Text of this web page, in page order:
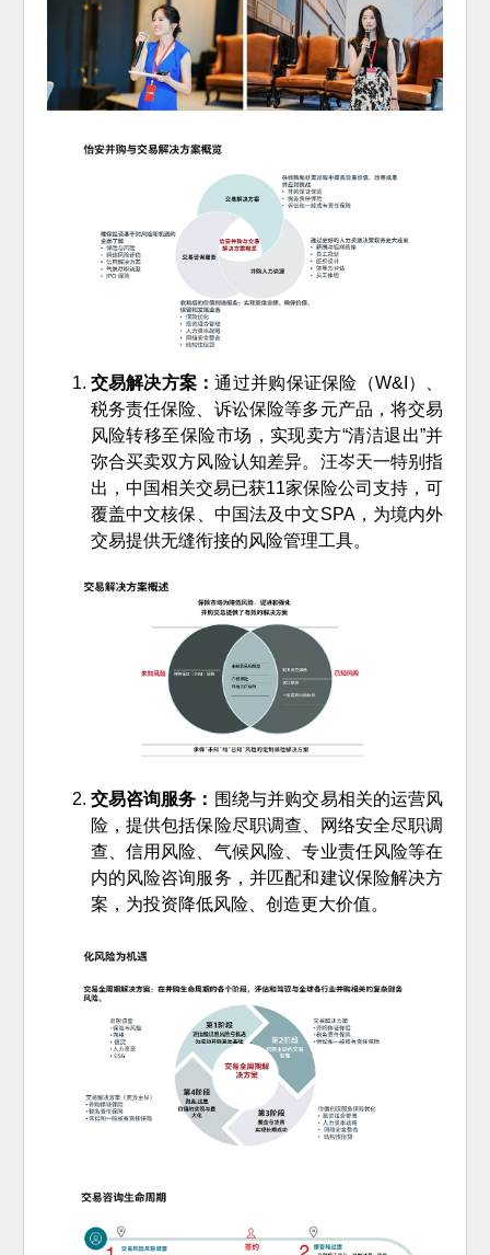
交易解决方案：通过并购保证保险（W&I）、
税务责任保险、诉讼保险等多元产品，将交易
风险转移至保险市场，实现卖方“清洁退出”并
弥合买卖双方风险认知差异。汪岑天一特别指
出，中国相关交易已获11家保险公司支持，可
覆盖中文核保、中国法及中文SPA，为境内外
交易提供无缝衔接的风险管理工具。
交易咨询服务： 围绕与并购交易相关的运营风
险，提供包括保险尽职调查、网络安全尽职调
查、信用风险、气候风险、专业责任风险等在
内的风险咨询服务，并匹配和建议保险解决方
案，为投资降低风险、创造更大价值。